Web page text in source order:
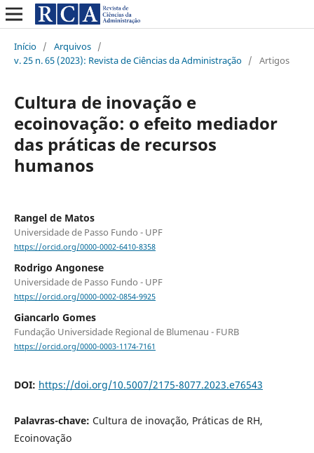
Início / Arquivos /
v. 25 n. 65 (2023): Revista de Ciências da Administração / Artigos
Cultura de inovação e
ecoinovação: o efeito mediador
das práticas de recursos
humanos
Rangel de Matos
Universidade de Passo Fundo - UPF
https://orcid.org/0000-0002-6410-8358
Rodrigo Angonese
Universidade de Passo Fundo - UPF
https://orcid.org/0000-0002-0854-9925
Giancarlo Gomes
Fundação Universidade Regional de Blumenau - FURB
https://orcid.org/0000-0003-1174-7161
DOI: https://doi.org/10.5007/2175-8077.2023.e76543
Palavras-chave: Cultura de inovação, Práticas de RH,
Ecoinovação